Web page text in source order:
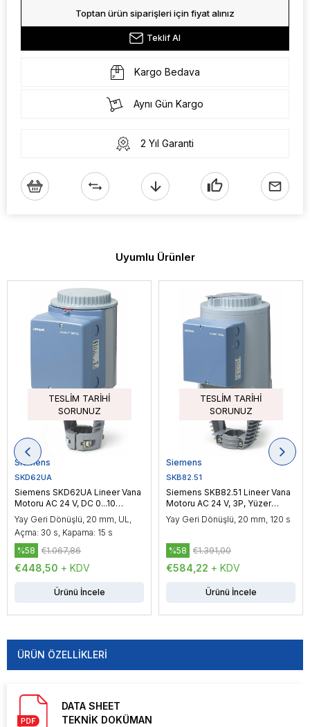
Toptan ürün siparişleri için fiyat alınız
Teklif Al
Kargo Bedava
Aynı Gün Kargo
2 Yıl Garanti
Uyumlu Ürünler
TESLIM TARIHI
SORUNUZ
Siemens
SKD62UA
Siemens SKD62UA Lineer Vana
Motoru AC 24 V, DC 0...10
V/4...20 mA, Oransal Kontrol,
1000 N
Yay Geri Dönüşlü, 20 mm, UL,
Açma: 30 s, Kapama: 15 s
€448,50 + KDV
%58 €1.067,86
Ürünü İncele
TESLIM TARIHI
SORUNUZ
Siemens
SKB82.51
Siemens SKB82.51 Lineer Vana
Motoru AC 24 V, 3P, Yüzer
Kontrol, 2800 N
Yay Geri Dönüşlü, 20 mm, 120 s
€584,22 + KDV
%58 €1.391,00
Ürünü İncele
ÜRÜN ÖZELLIKLERI
DATA SHEET
TEKNİK DOKÜMAN